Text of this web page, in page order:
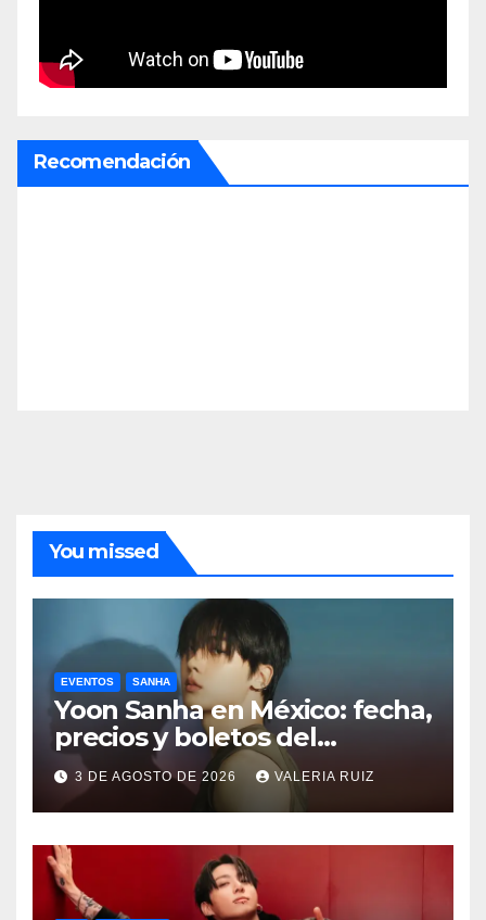
Recomendación
You missed
EVENTOS SANHA
Yoon Sanha en México: fecha,
precios y boletos del
FANCON
3 DE AGOSTO DE 2026 VALERIA RUIZ